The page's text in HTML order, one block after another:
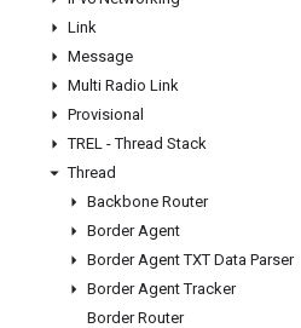
Link
Message
Multi Radio Link
Provisional
TREL - Thread Stack
Thread
Backbone Router
Border Agent
Border Agent TXT Data Parser
Border Agent Tracker
Border Router